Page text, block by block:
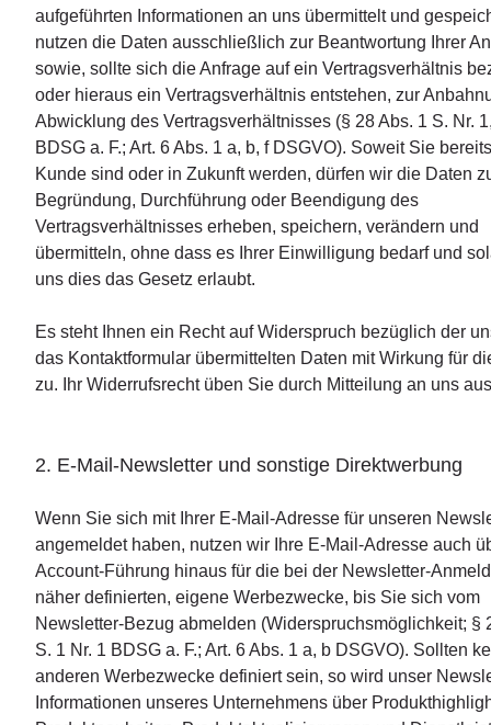
aufgeführten Informationen an uns übermittelt und
nutzen die Daten ausschließlich zur Beantwortung Ihrer
sowie, sollte sich die Anfrage auf ein Vertragsverhältnis
oder hieraus ein Vertragsverhältnis entstehen, zur
Abwicklung des Vertragsverhältnisses (§ 28 Abs. 1 S. Nr.
BDSG a. F.; Art. 6 Abs. 1 a, b, f DSGVO). Soweit Sie
Kunde sind oder in Zukunft werden, dürfen wir die Daten
Begründung, Durchführung oder Beendigung des
Vertragsverhältnisses erheben, speichern, verändern und
übermitteln, ohne dass es Ihrer Einwilligung bedarf und
uns dies das Gesetz erlaubt.
Es steht Ihnen ein Recht auf Widerspruch bezüglich der
das Kontaktformular übermittelten Daten mit Wirkung für
zu. Ihr Widerrufsrecht üben Sie durch Mitteilung an uns
2. E-Mail-Newsletter und sonstige Direktwerbung
Wenn Sie sich mit Ihrer E-Mail-Adresse für unseren
angemeldet haben, nutzen wir Ihre E-Mail-Adresse auch
Account-Führung hinaus für die bei der Newsletter-
näher definierten, eigene Werbezwecke, bis Sie sich vom
Newsletter-Bezug abmelden (Widerspruchsmöglichkeit; §
S. 1 Nr. 1 BDSG a. F.; Art. 6 Abs. 1 a, b DSGVO). Sollten
anderen Werbezwecke definiert sein, so wird unser
Informationen unseres Unternehmens über